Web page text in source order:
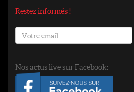
Restez informés !
Nos actus live sur Facebook: